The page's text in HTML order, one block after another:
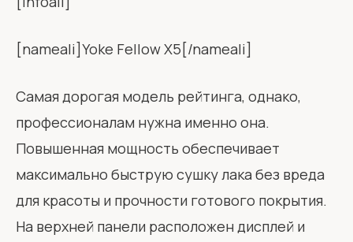
[nameali]Yoke Fellow X5[/nameali]
Самая дорогая модель рейтинга, однако,
профессионалам нужна именно она.
Повышенная мощность обеспечивает
максимально быструю сушку лака без вреда
для красоты и прочности готового покрытия.
На верхней панели расположен дисплей и